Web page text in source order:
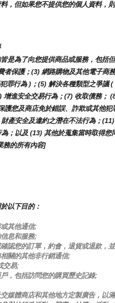
，但如果您不提供您的個人資料，
是為了向您提供商品或服務，包括
者保護；(3) 網路購物及其他電子商
罪行為 )；(5) 解決各種類型之爭議
增進安全交易行為；(7) 收取債務；
護您及商店免於錯誤、詐欺或其他犯
產安全及違約之潛在不法行為；
；以及 (13) 其他於蒐集當時取得您
務的所有內容]
以下目的：
其他通信;
息和服務;
認您的訂單，約會，退貨或退款，
關的其他非行銷通信;
交易;
，包括訪問您的購買歷史記錄;
媒體商店和其他地方定製廣告，以